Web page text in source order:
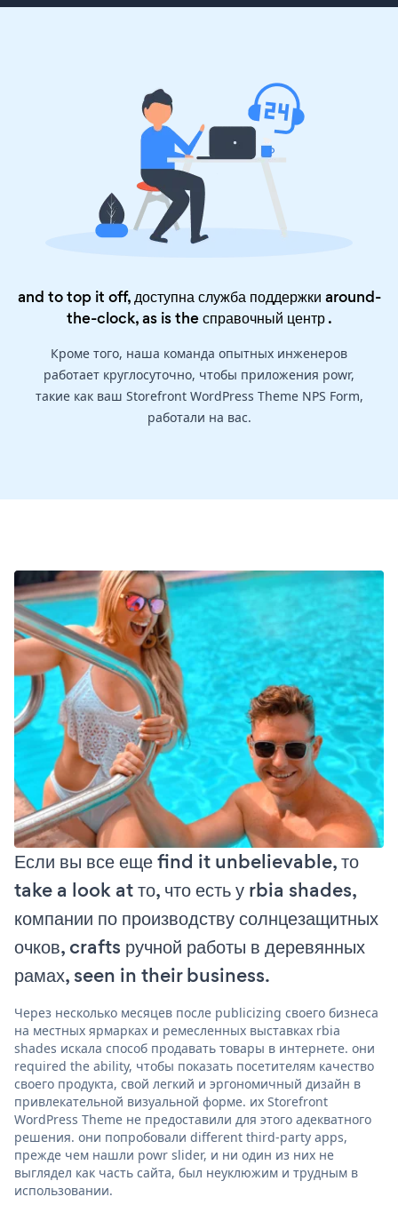
and to top it off, доступна служба поддержки around-
the-clock, as is theсправочный центр.
Кроме того, наша команда опытных инженеров
работает круглосуточно, чтобы приложения powr,
такие как ваш Storefront WordPress Theme NPS Form,
работали на вас.
Если вы все еще find it unbelievable, то
take a look at то, что есть у rbia shades,
компании по производству солнцезащитных
очков, crafts ручной работы в деревянных
рамах, seen in their business.
Через несколько месяцев после publicizing своего бизнеса
на местных ярмарках и ремесленных выставках rbia
shades искала способ продавать товары в интернете. они
required the ability, чтобы показать посетителям качество
своего продукта, свой легкий и эргономичный дизайн в
привлекательной визуальной форме. их Storefront
WordPress Theme не предоставили для этого адекватного
решения. они попробовали different third-party apps,
прежде чем нашли powr slider, и ни один из них не
выглядел как часть сайта, был неуклюжим и трудным в
использовании.